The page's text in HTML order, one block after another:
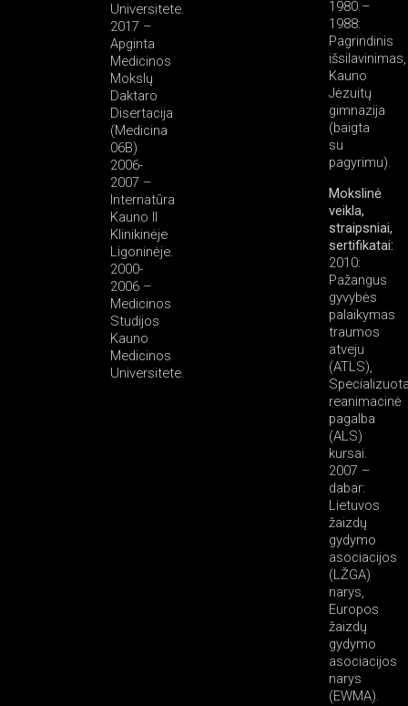
Universitete.
2017 –
Apginta
Medicinos
Mokslų
Daktaro
Disertacija
(Medicina
06B)
2006-
2007 –
Internatūra
Kauno II
Klinikinėje
Ligoninėje.
2000-
2006 –
Medicinos
Studijos
Kauno
Medicinos
Universitete.
1980 –
1988:
Pagrindinis
išsilavinimas,
Kauno
Jėzuitų
gimnazija
(baigta
su
pagyrimu).
Mokslinė
veikla,
straipsniai,
sertifikatai:
2010:
Pažangus
gyvybės
palaikymas
traumos
atveju
(ATLS),
reanimacinė
pagalba
(ALS)
kursai.
2007 –
dabar:
Lietuvos
žaizdų
gydymo
asociacijos
(LŽGA)
narys,
Europos
žaizdų
gydymo
asociacijos
narys
(EWMA).